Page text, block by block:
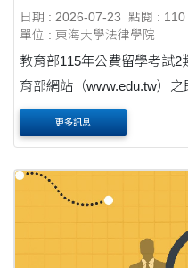
日期 : 2026-07-23
點閱 : 110
單位 : 東海大學法律學院
教育部115年公費留學考試2類簡章 一、旨揭簡章
育部網站（www.edu.tw）
育部國際及兩岸教育司首
更多訊息